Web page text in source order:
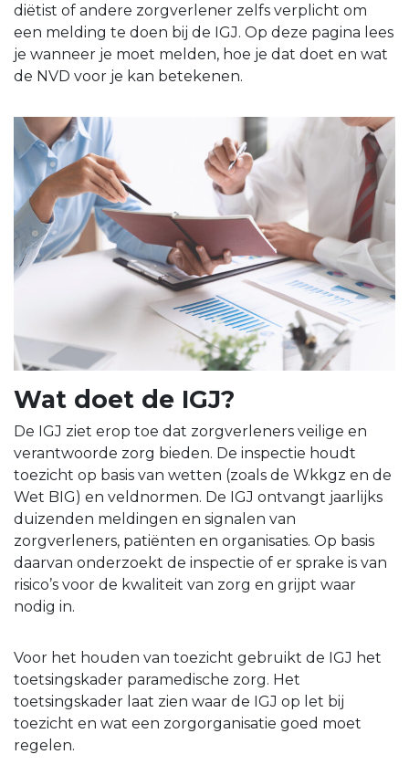
diëtist of andere zorgverlener zelfs verplicht om
een melding te doen bij de IGJ. Op deze pagina lees
je wanneer je moet melden, hoe je dat doet en wat
de NVD voor je kan betekenen.
Wat doet de IGJ?
De IGJ ziet erop toe dat zorgverleners veilige en
verantwoorde zorg bieden. De inspectie houdt
toezicht op basis van wetten (zoals de Wkkgz en de
Wet BIG) en veldnormen. De IGJ ontvangt jaarlijks
duizenden meldingen en signalen van
zorgverleners, patiënten en organisaties. Op basis
daarvan onderzoekt de inspectie of er sprake is van
risico’s voor de kwaliteit van zorg en grijpt waar
nodig in.
Voor het houden van toezicht gebruikt de IGJ het
toetsingskader paramedische zorg. Het
toetsingskader laat zien waar de IGJ op let bij
toezicht en wat een zorgorganisatie goed moet
regelen.